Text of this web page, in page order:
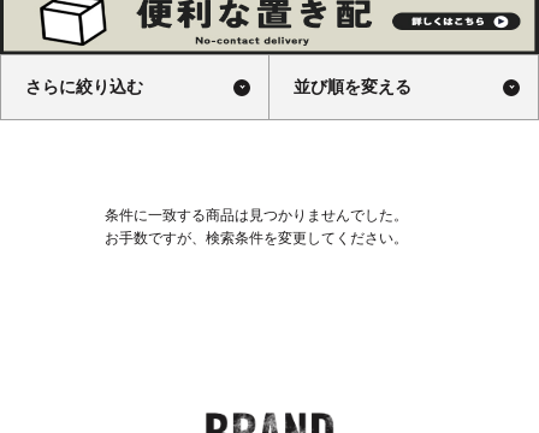
さらに絞り込む 並び順を変える
条件に一致する商品は見つかりませんでした。
お手数ですが、検索条件を変更してください。